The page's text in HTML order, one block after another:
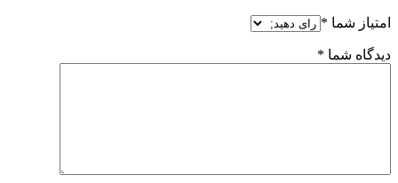
امتیاز شما *
دیدگاه شما *